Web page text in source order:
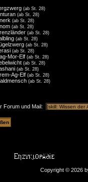
(ab St. 28)
(ab St. 28)
(ab St. 28)
(ab St. 28)
(ab St. 28)
(ab St. 28)
(ab St. 28)
(ab St. 28)
Mor-Elf (ab St. 28)
(ab St. 28)
(ab St. 28)
Ag-Elf (ab St. 28)
(ab St. 28)
Forum und Mail:
Copyright © 2026